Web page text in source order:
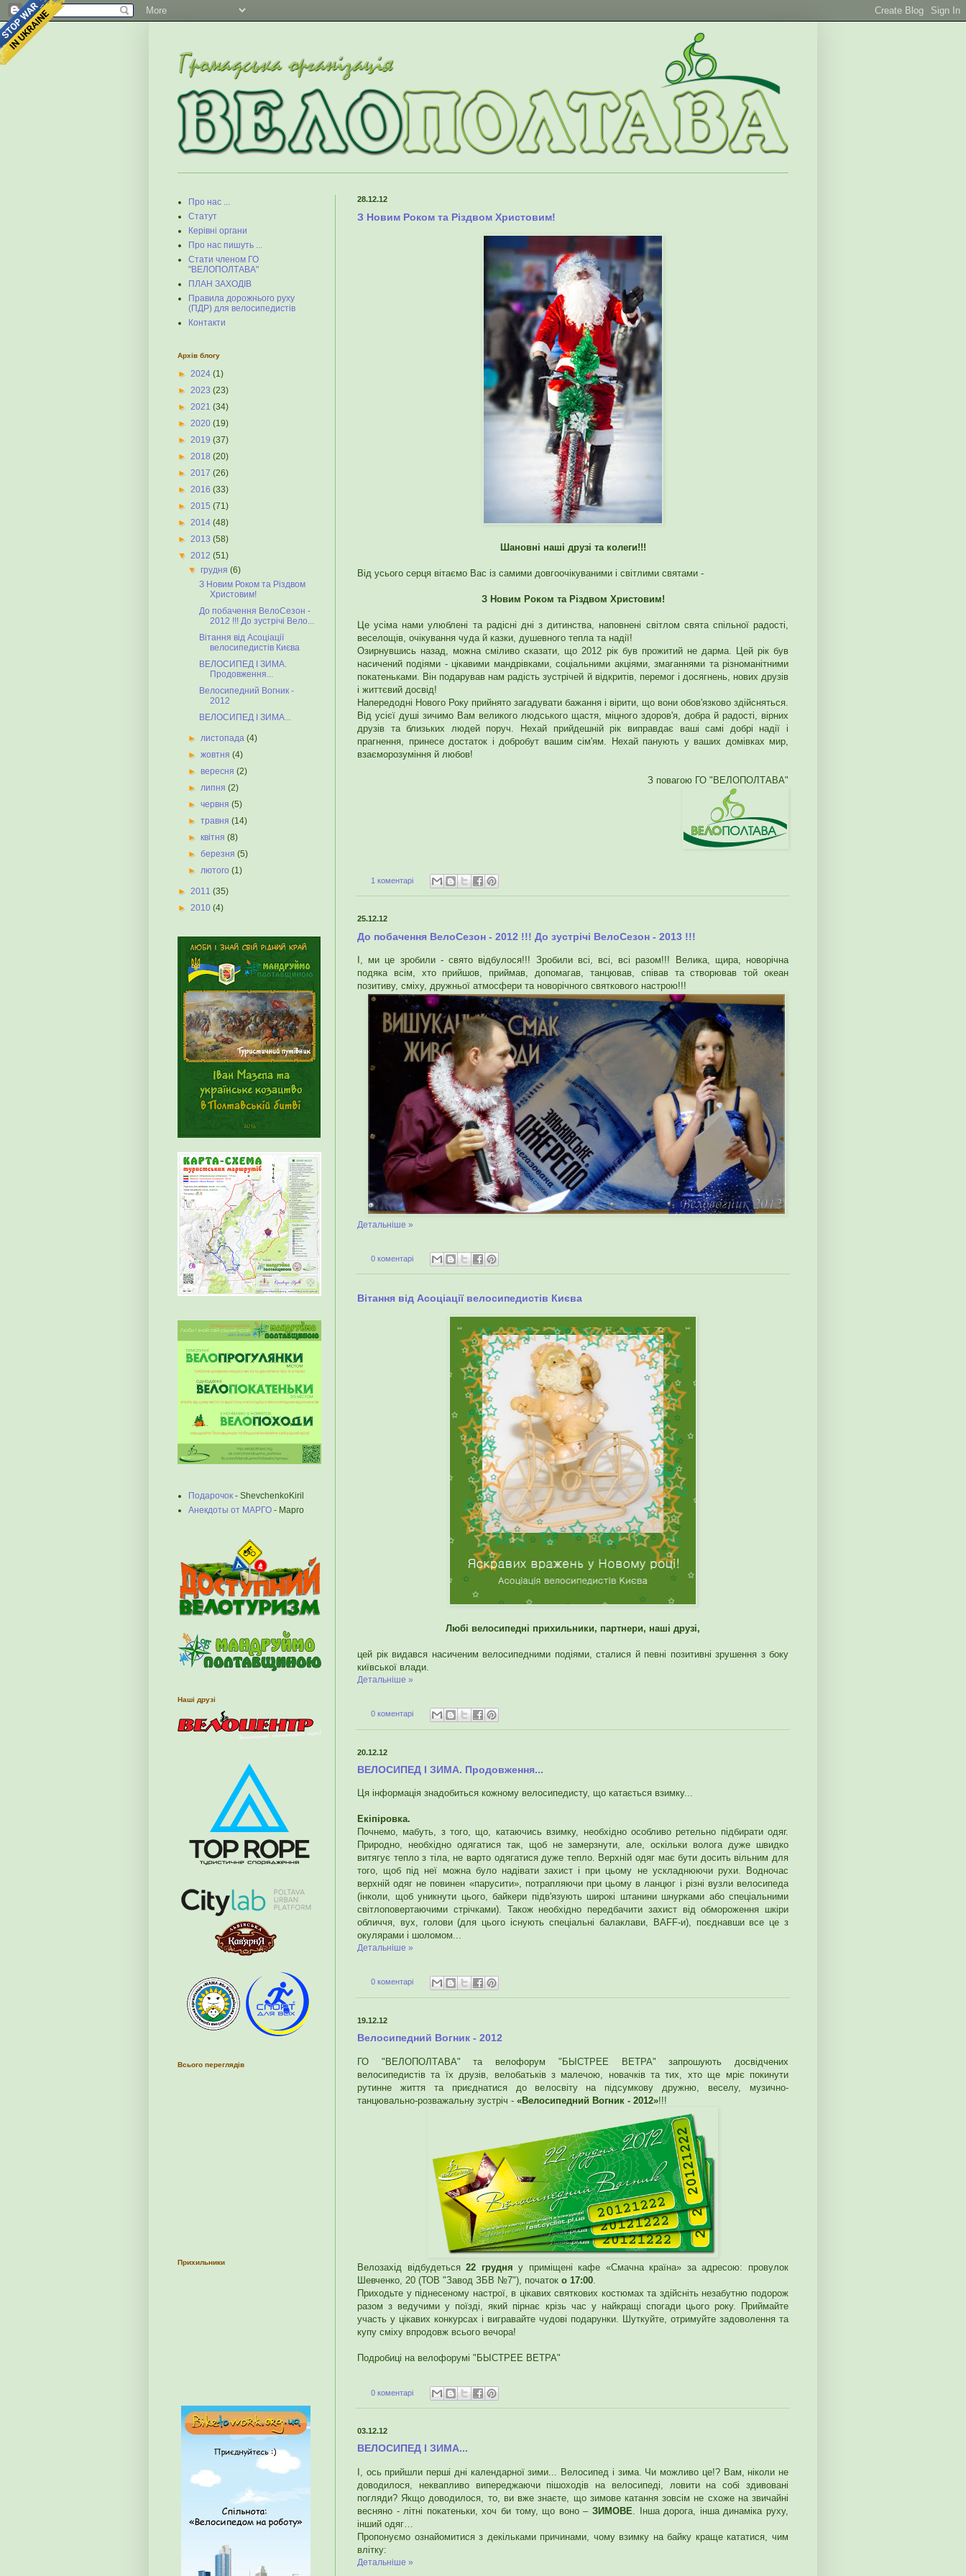
28.12.12
З Новим Роком та Різдвом Христовим!
Шановні наші друзі та колеги!!!
Від усього серця вітаємо Вас із самими довгоочікуваними і світлими святами -
З Новим Роком та Різдвом Христовим!
Це усіма нами улюблені та радісні дні з дитинства, наповнені світлом свята спільної радості,
веселощів, очікування чуда й казки, душевного тепла та надії!
Озирнувшись назад, можна сміливо сказати, що 2012 рік був прожитий не дарма. Цей рік був
насичений подіями - цікавими мандрівками, соціальними акціями, змаганнями та різноманітними
покатеньками. Він подарував нам радість зустрічей й відкритів, перемог і досягнень, нових друзів
і життєвий досвід!
Напередодні Нового Року прийнято загадувати бажання і вірити, що вони обов'язково здійсняться.
Від усієї душі зичимо Вам великого людського щастя, міцного здоров'я, добра й радості, вірних
друзів та близьких людей поруч. Нехай прийдешній рік виправдає ваші самі добрі надії і
прагнення, принесе достаток і добробут вашим сім'ям. Нехай панують у ваших домівках мир,
взаєморозуміння й любов!
З повагою ГО "ВЕЛОПОЛТАВА"
1 коментарі
25.12.12
До побачення ВелоСезон - 2012 !!! До зустрічі ВелоСезон - 2013 !!!
І, ми це зробили - свято відбулося!!! Зробили всі, всі, всі разом!!! Велика, щира, новорічна
подяка всім, хто прийшов, приймав, допомагав, танцював, співав та створював той океан
позитиву, сміху, дружньої атмосфери та новорічного святкового настрою!!!
Детальніше »
0 коментарі
Вітання від Асоціації велосипедистів Києва
Любі велосипедні прихильники, партнери, наші друзі,
цей рік видався насиченим велосипедними подіями, сталися й певні позитивні зрушення з боку
київської влади.
Детальніше »
0 коментарі
20.12.12
ВЕЛОСИПЕД І ЗИМА. Продовження...
Ця інформація знадобиться кожному велосипедисту, що катається взимку...
Екіпіровка.
Почнемо, мабуть, з того, що, катаючись взимку, необхідно особливо ретельно підбирати одяг.
Природно, необхідно одягатися так, щоб не замерзнути, але, оскільки волога дуже швидко
витягує тепло з тіла, не варто одягатися дуже тепло. Верхній одяг має бути досить вільним для
того, щоб під неї можна було надівати захист і при цьому не ускладнюючи рухи. Водночас
верхній одяг не повинен «парусити», потрапляючи при цьому в ланцюг і різні вузли велосипеда
(інколи, щоб уникнути цього, байкери підв'язують широкі штанини шнурками або спеціальними
світлоповертаючими стрічками). Також необхідно передбачити захист від обмороження шкіри
обличчя, вух, голови (для цього існують спеціальні балаклави, BAFF-и), поєднавши все це з
окулярами і шоломом...
Детальніше »
0 коментарі
19.12.12
Велосипедний Вогник - 2012
ГО "ВЕЛОПОЛТАВА" та велофорум "БЫСТРЕЕ ВЕТРА" запрошують досвідчених
велосипедистів та їх друзів, велобатьків з малечою, новачків та тих, хто ще мріє покинути
рутинне життя та приєднатися до велосвіту на підсумкову дружню, веселу, музично-
танцювально-розважальну зустріч - «Велосипедний Вогник - 2012»!!!
Велозахід відбудеться22 грудня у приміщені кафе «Смачна країна» за адресою: провулок
Шевченко, 20 (ТОВ "Завод ЗБВ №7"), початок о 17:00
Приходьте у піднесеному настрої, в цікавих святкових костюмах та здійсніть незабутню подорож
разом з ведучими у поїзді, який пірнає крізь час у найкращі спогади цього року. Приймайте
участь у цікавих конкурсах і вигравайте чудові подарунки. Шуткуйте, отримуйте задоволення та
купу сміху впродовж всього вечора!
Подробиці на велофорумі "БЫСТРЕЕ ВЕТРА"
0 коментарі
03.12.12
ВЕЛОСИПЕД І ЗИМА...
І, ось прийшли перші дні календарної зими... Велосипед і зима. Чи можливо це!? Вам, ніколи не
доводилося, неквапливо випереджаючи пішоходів на велосипеді, ловити на собі здивовані
погляди? Якщо доводилося, то, ви вже знаєте, що зимове катання зовсім не схоже на звичайні
весняно - літні покатеньки, хоч би тому, що воно – ЗИМОВЕ . Інша дорога, інша динаміка руху,
інший одяг…
Пропонуємо ознайомитися з декільками причинами, чому взимку на байку краще кататися, чим
влітку:
Детальніше »
Про нас ...
Статут
Керівні органи
Про нас пишуть ...
Стати членом ГО
"ВЕЛОПОЛТАВА"
ПЛАН ЗАХОДІВ
Правила дорожнього руху
(ПДР) для велосипедистів
Контакти
Архів блогу
► 2024 (1)
► 2023 (23)
► 2021 (34)
► 2020 (19)
► 2019 (37)
► 2018 (20)
► 2017 (26)
► 2016 (33)
► 2015 (71)
► 2014 (48)
► 2013 (58)
▼ 2012 (51)
▼грудня(6)
З Новим Роком та Різдвом
Христовим!
До побачення ВелоСезон -
2012 !!! До зустрічі Вело...
Вітання від Асоціації
велосипедистів Києва
ВЕЛОСИПЕД І ЗИМА.
Продовження...
Велосипедний Вогник -
2012
ВЕЛОСИПЕД І ЗИМА...
►листопада(4)
►жовтня(4)
►вересня(2)
►липня(2)
►червня(5)
►травня(14)
►квітня(8)
►березня(5)
►лютого(1)
► 2011 (35)
► 2010 (4)
Подарочок - ShevchenkoKiril
Анекдоты от МАРГО - Марго
Наші друзі
Всього переглядів
Прихильники